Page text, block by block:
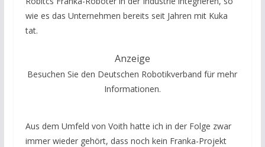
wie es das Unternehmen bereits seit Jahren mit Kuka
tat.
Anzeige
Besuchen Sie den Deutschen Robotikverband für mehr
Informationen.
Aus dem Umfeld von Voith hatte ich in der Folge zwar
immer wieder gehört, dass noch kein Franka-Projekt